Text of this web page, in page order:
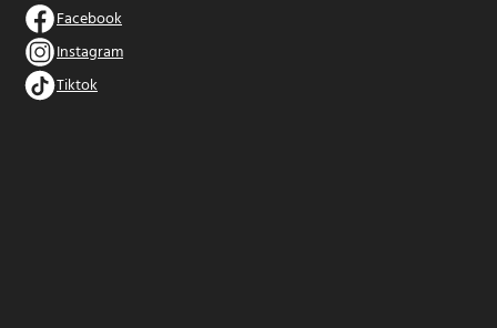
Facebook
Instagram
Tiktok